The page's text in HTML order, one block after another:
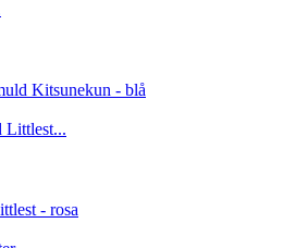
Kitsunekun - blå
- rosa